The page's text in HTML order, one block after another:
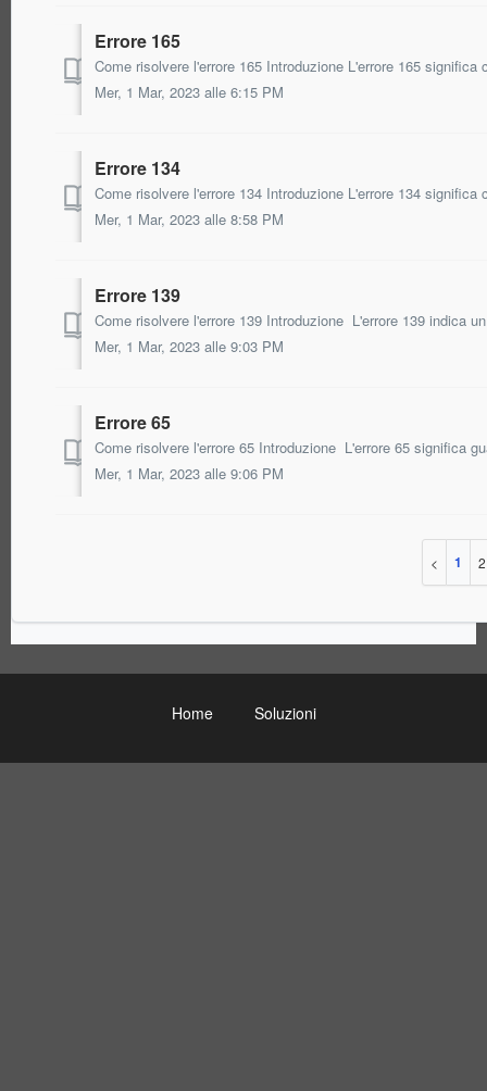
Errore 165
Come risolvere l'errore 165 Introduzione L'errore 165
Mer, 1 Mar, 2023 alle 6:15 PM
Errore 134
Come risolvere l'errore 134 Introduzione L'errore 134
Mer, 1 Mar, 2023 alle 8:58 PM
Errore 139
Come risolvere l'errore 139 Introduzione L'errore 139 indica
Mer, 1 Mar, 2023 alle 9:03 PM
Errore 65
Come risolvere l'errore 65 Introduzione L'errore 65 significa
Mer, 1 Mar, 2023 alle 9:06 PM
1 2
Home Soluzioni